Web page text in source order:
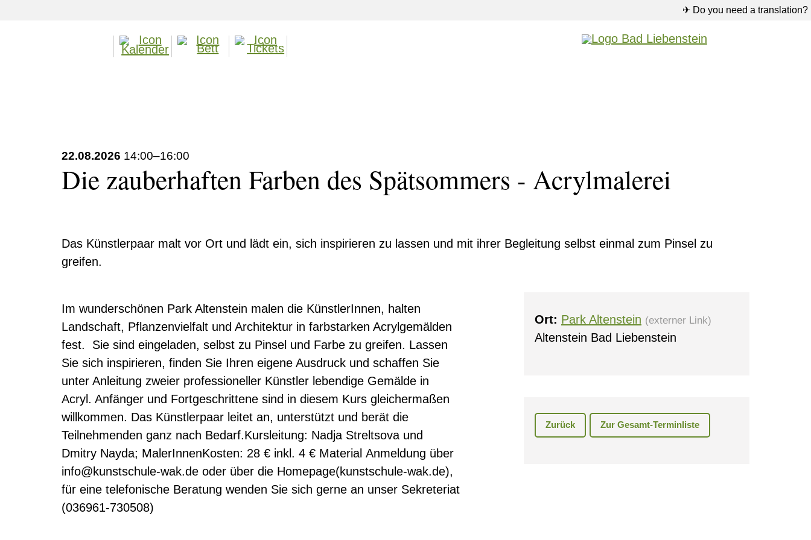
✈ Do you need a translation?
22.08.2026 14:00–16:00
Die zauberhaften Farben des Spätsommers - Acrylmalerei
Das Künstlerpaar malt vor Ort und lädt ein, sich inspirieren zu lassen und mit ihrer Begleitung selbst einmal zum Pinsel zu
greifen.
Im wunderschönen Park Altenstein malen die KünstlerInnen, halten
Landschaft, Pflanzenvielfalt und Architektur in farbstarken Acrylgemälden
fest. Sie sind eingeladen, selbst zu Pinsel und Farbe zu greifen. Lassen
Sie sich inspirieren, finden Sie Ihren eigene Ausdruck und schaffen Sie
unter Anleitung zweier professioneller Künstler lebendige Gemälde in
Acryl. Anfänger und Fortgeschrittene sind in diesem Kurs gleichermaßen
willkommen. Das Künstlerpaar leitet an, unterstützt und berät die
Teilnehmenden ganz nach Bedarf.Kursleitung: Nadja Streltsova und
Dmitry Nayda; MalerInnenKosten: 28 € inkl. 4 € Material Anmeldung über
info@kunstschule-wak.de oder über die Homepage(kunstschule-wak.de),
für eine telefonische Beratung wenden Sie sich gerne an unser Sekreteriat
(036961-730508)
Ort: Park Altenstein (externer Link)
Altenstein Bad Liebenstein
Zurück Zur Gesamt-Terminliste